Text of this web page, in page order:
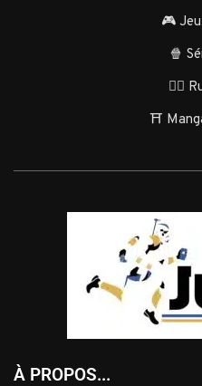
🎮
🍿
🏃‍♂️
⛩️
À PROPOS...